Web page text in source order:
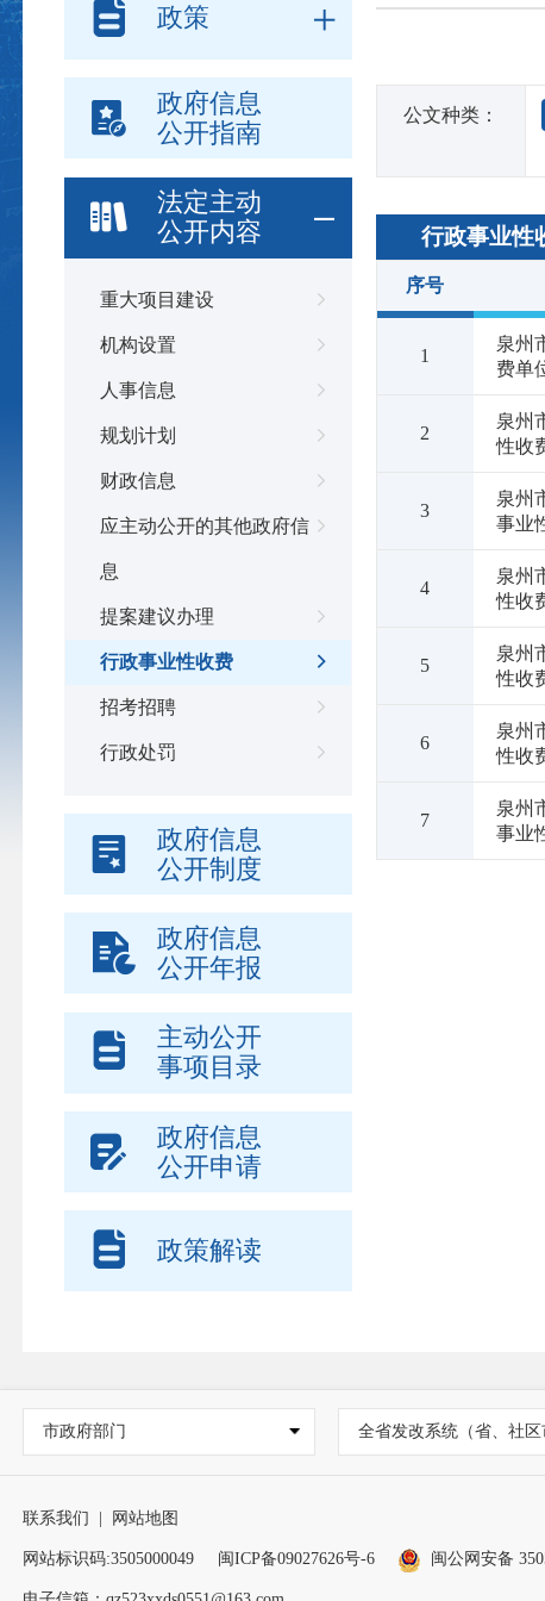
政策
政府信息
公开指南
法定主动
公开内容
重大项目建设
机构设置
人事信息
规划计划
财政信息
应主动公开的其他政府信
息
提案建议办理
行政事业性收费
招考招聘
行政处罚
政府信息
公开制度
政府信息
公开年报
主动公开
事项目录
政府信息
公开申请
政策解读
公文种类：
行政事业性
序号
1
泉州
费单
2
泉州
性收
3
泉州
事业
4
泉州
性收
5
泉州
性收
6
泉州
性收
7
泉州
事业
市政府部门 全省发改系统（省、社区
联系我们 网站地图
网站标识码:3505000049 闽ICP备09027626号-6 闽公网安备